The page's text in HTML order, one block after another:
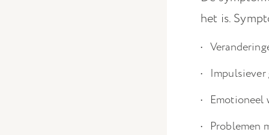
het is.
Impulsiever
Emotioneel
Problemen